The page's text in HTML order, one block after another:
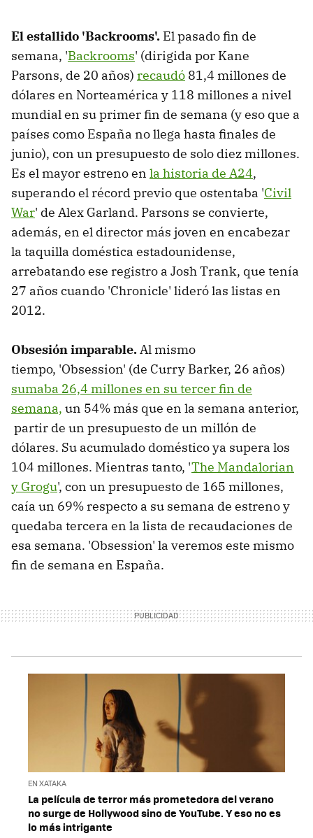
El estallido 'Backrooms'. El pasado fin de
semana, 'Backrooms' (dirigida por Kane
Parsons, de 20 años) recaudó 81,4 millones de
dólares en Norteamérica y 118 millones a nivel
mundial en su primer fin de semana (y eso que a
países como España no llega hasta finales de
junio), con un presupuesto de solo diez millones.
Es el mayor estreno en la historia de A24,
superando el récord previo que ostentaba 'Civil
War' de Alex Garland. Parsons se convierte,
además, en el director más joven en encabezar
la taquilla doméstica estadounidense,
arrebatando ese registro a Josh Trank, que tenía
27 años cuando 'Chronicle' lideró las listas en
2012.
Obsesión imparable.Al mismo
tiempo, 'Obsession' (de Curry Barker, 26 años)
sumaba 26,4 millones en su tercer fin de
semana, un 54% más que en la semana anterior,
partir de un presupuesto de un millón de
dólares. Su acumulado doméstico ya supera los
104 millones. Mientras tanto, 'The Mandalorian
y Grogu', con un presupuesto de 165 millones,
caía un 69% respecto a su semana de estreno y
quedaba tercera en la lista de recaudaciones de
esa semana. 'Obsession' la veremos este mismo
fin de semana en España.
EN XATAKA
La película de terror más prometedora del verano
no surge de Hollywood sino de YouTube. Y eso no es
lo más intrigante